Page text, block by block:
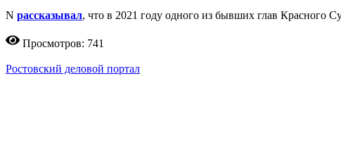
N рассказывал, что в 2021 году одного из бывших глав Красного
Просмотров: 741
Ростовский деловой портал